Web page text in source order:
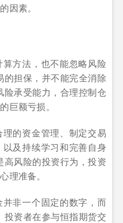
因素。
方法，也不能忽略风险
担保，并不能完全消除
险承受能力，合理控制仓
巨额亏损。
的资金管理、制定交易
及持续学习和完善自身
风险的投资行为，投资
理准备。
非一个固定的数字，而
资者在参与恒指期货交